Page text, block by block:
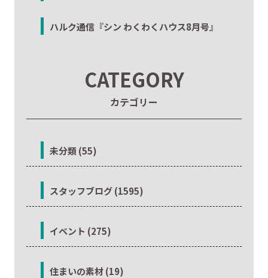
ハルク通信『シン わくわくハウス8月号』
CATEGORY
カテゴリー
未分類 (55)
スタッフブログ (1595)
イベント (275)
住まいの素材 (19)